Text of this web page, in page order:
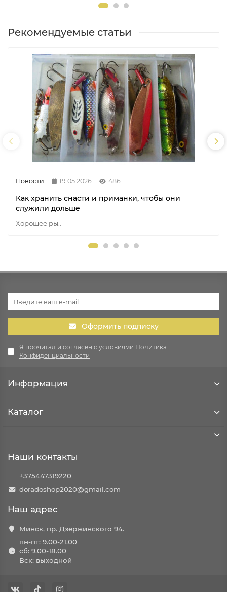
Рекомендуемые статьи
Новости 19.05.2026 486
Как хранить снасти и приманки, чтобы они
служили дольше
Хорошее ры..
Оформить подписку
Я прочитал и согласен с условиями Политика
Конфиденциальности
Информация
Каталог
Наши контакты
+375447319220
doradoshop2020@gmail.com
Наш адрес
Минск, пр. Дзержинского 94.
пн-пт: 9.00-21.00
сб: 9.00-18.00
Вск: выходной